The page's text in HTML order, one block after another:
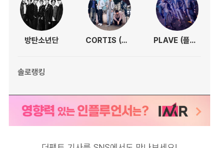
방탄소년단 CORTIS (코르티스) PLAVE (플레이브)
솔로랭킹